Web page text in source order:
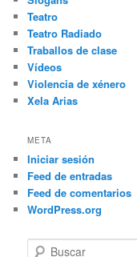
Teatro
Teatro Radiado
Traballos de clase
Vídeos
Violencia de xénero
Xela Arias
META
Iniciar sesión
Feed de entradas
Feed de comentarios
WordPress.org